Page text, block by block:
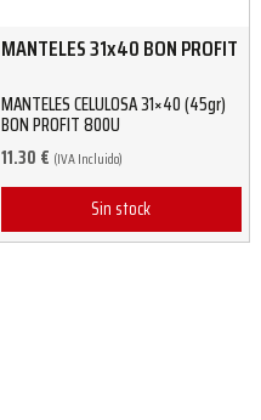
MANTELES 31x40 BON PROFIT
MANTELES CELULOSA 31×40 (45gr)
BON PROFIT 800U
11.30 € (IVA Incluido)
Sin stock